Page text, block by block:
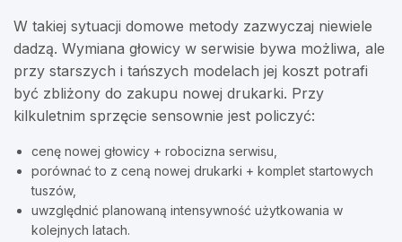
W takiej sytuacji domowe metody zazwyczaj niewiele
dadzą. Wymiana głowicy w serwisie bywa możliwa, ale
przy starszych i tańszych modelach jej koszt potrafi
być zbliżony do zakupu nowej drukarki. Przy
kilkuletnim sprzęcie sensownie jest policzyć:
cenę nowej głowicy + robocizna serwisu,
porównać to z ceną nowej drukarki + komplet startowych
tuszów,
uwzględnić planowaną intensywność użytkowania w
kolejnych latach.